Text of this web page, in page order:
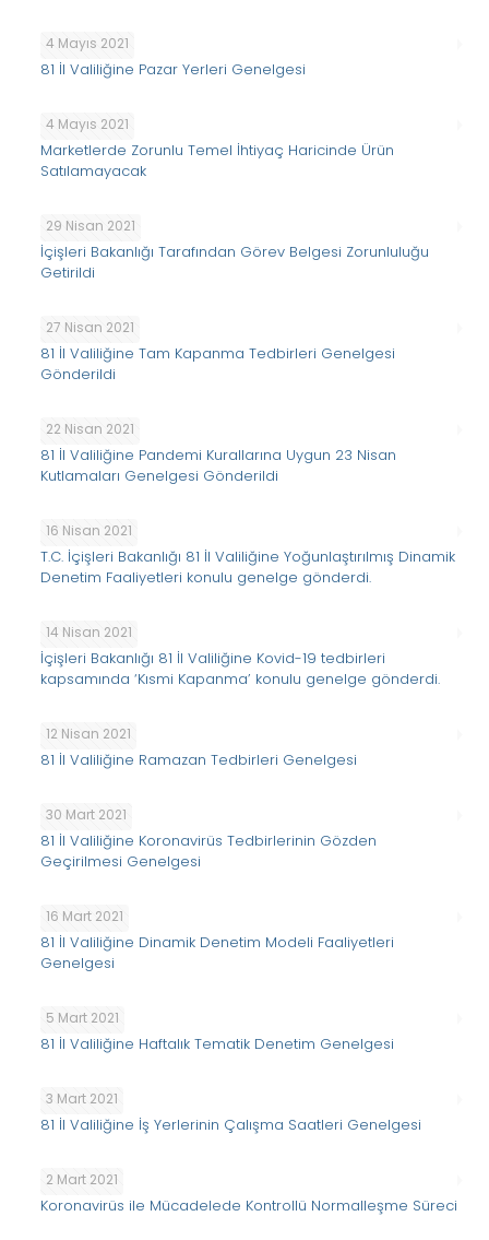
4 Mayıs 2021
81 İl Valiliğine Pazar Yerleri Genelgesi
4 Mayıs 2021
Marketlerde Zorunlu Temel İhtiyaç Haricinde Ürün
Satılamayacak
29 Nisan 2021
İçişleri Bakanlığı Tarafından Görev Belgesi Zorunluluğu
Getirildi
27 Nisan 2021
81 İl Valiliğine Tam Kapanma Tedbirleri Genelgesi
Gönderildi
22 Nisan 2021
81 İl Valiliğine Pandemi Kurallarına Uygun 23 Nisan
Kutlamaları Genelgesi Gönderildi
16 Nisan 2021
T.C. İçişleri Bakanlığı 81 İl Valiliğine Yoğunlaştırılmış Dinamik
Denetim Faaliyetleri konulu genelge gönderdi.
14 Nisan 2021
İçişleri Bakanlığı 81 İl Valiliğine Kovid-19 tedbirleri
kapsamında ‘Kısmi Kapanma’ konulu genelge gönderdi.
12 Nisan 2021
81 İl Valiliğine Ramazan Tedbirleri Genelgesi
30 Mart 2021
81 İl Valiliğine Koronavirüs Tedbirlerinin Gözden
Geçirilmesi Genelgesi
16 Mart 2021
81 İl Valiliğine Dinamik Denetim Modeli Faaliyetleri
Genelgesi
5 Mart 2021
81 İl Valiliğine Haftalık Tematik Denetim Genelgesi
3 Mart 2021
81 İl Valiliğine İş Yerlerinin Çalışma Saatleri Genelgesi
2 Mart 2021
Koronavirüs ile Mücadelede Kontrollü Normalleşme Süreci